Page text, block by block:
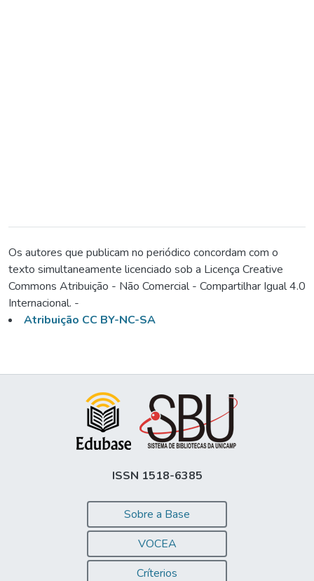
Os autores que publicam no periódico concordam com o
texto simultaneamente licenciado sob a Licença Creative
Commons Atribuição - Não Comercial - Compartilhar Igual 4.0
Internacional. -
Atribuição CC BY-NC-SA
ISSN 1518-6385
Sobre a Base
VOCEA
Críterios